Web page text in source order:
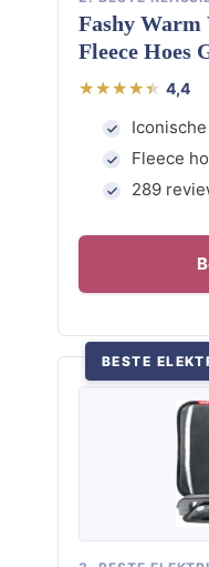
Fashy
Fleece Hoes
4,4
Fleece
289
BESTE